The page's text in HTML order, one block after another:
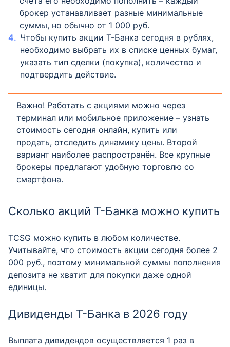
брокер устанавливает разные минимальные
суммы, но обычно от 1 000 руб.
Чтобы купить акции Т-Банка сегодня в рублях,
необходимо выбрать их в списке ценных бумаг,
указать тип сделки (покупка), количество и
подтвердить действие.
Важно! Работать с акциями можно через
терминал или мобильное приложение – узнать
стоимость сегодня онлайн, купить или
продать, отследить динамику цены. Второй
вариант наиболее распространён. Все крупные
брокеры предлагают удобную торговлю со
смартфона.
Сколько акций Т-Банка можно купить
TCSG можно купить в любом количестве.
Учитывайте, что стоимость акции сегодня более 2
000 руб., поэтому минимальной суммы пополнения
депозита не хватит для покупки даже одной
единицы.
Дивиденды Т-Банка в 2026 году
Выплата дивидендов осуществляется 1 раз в